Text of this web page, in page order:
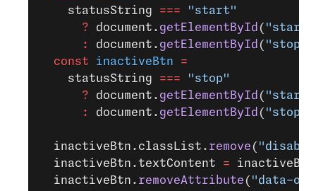
    statusString
=== "start"
      ?
document. getElementById (
      :
document. getElementById (
  const
inactiveBtn =
    statusString
=== "stop"
      ?
document. getElementById (
      :
document. getElementById (
  inactiveBtn.classList.
remove (
  inactiveBtn.textContent
=
  inactiveBtn.
removeAttribute ( "data-